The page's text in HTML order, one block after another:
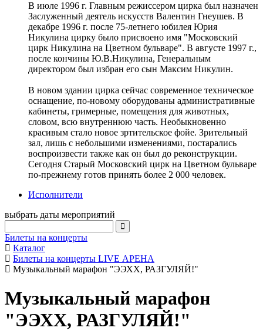
В июле 1996 г. Главным режиссером цирка был назначен
Заслуженный деятель искусств Валентин Гнеушев. В
декабре 1996 г. после 75-летнего юбилея Юрия
Никулина цирку было присвоено имя "Московский
цирк Никулина на Цветном бульваре". В августе 1997 г.,
после кончины Ю.В.Никулина, Генеральным
директором был избран его сын Максим Никулин.
В новом здании цирка сейчас современное техническое
оснащение, по-новому оборудованы административные
кабинеты, гримерные, помещения для животных,
словом, всю внутреннюю часть. Необыкновенно
красивым стало новое зртительское фойе. Зрительный
зал, лишь с небольшими изменениями, постарались
воспроизвести также как он был до реконструкции.
Сегодня Старый Московский цирк на Цветном бульваре
по-прежнему готов принять более 2 000 человек.
Исполнители
выбрать даты мероприятий
Билеты на концерты
Каталог
Билеты на концерты LIVE АРЕНА
Музыкальный марафон "ЭЭХХ, РАЗГУЛЯЙ!"
Музыкальный марафон
"ЭЭХХ, РАЗГУЛЯЙ!"